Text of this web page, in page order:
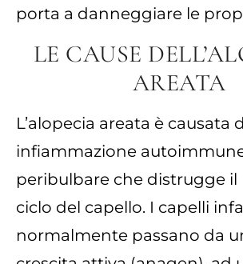
porta a danneggiare le
LE CAUSE
AREATA
L’alopecia areata è causata
infiammazione
peribulbare che distrugge il
ciclo del capello. I capelli
normalmente passano da